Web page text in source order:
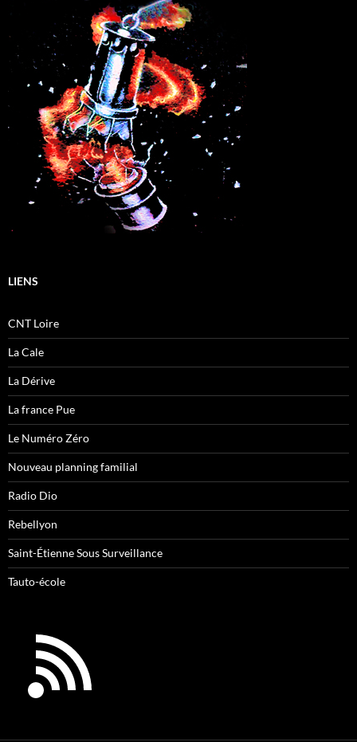
LIENS
CNT Loire
La Cale
La Dérive
La france Pue
Le Numéro Zéro
Nouveau planning familial
Radio Dio
Rebellyon
Saint-Étienne Sous Surveillance
Tauto-école